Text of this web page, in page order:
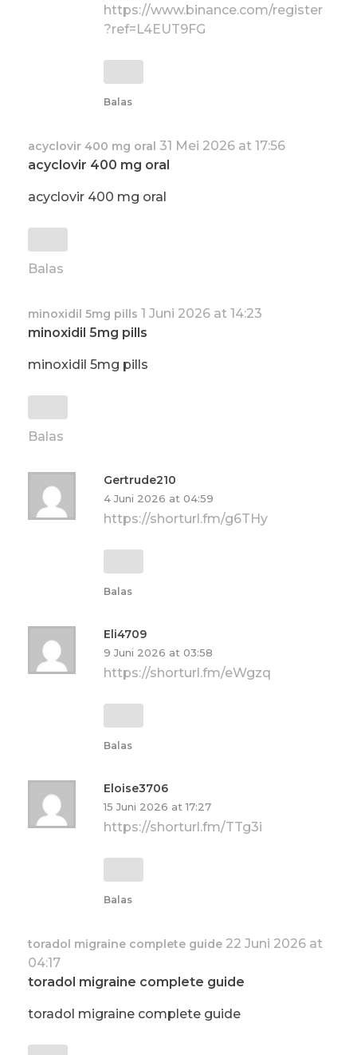
https://www.binance.com/register
?ref=L4EUT9FG
Balas
acyclovir 400 mg oral 31 Mei 2026 at 17:56
acyclovir 400 mg oral
acyclovir 400 mg oral
Balas
minoxidil 5mg pills 1 Juni 2026 at 14:23
minoxidil 5mg pills
minoxidil 5mg pills
Balas
Gertrude210
4 Juni 2026 at 04:59
https://shorturl.fm/g6THy
Balas
Eli4709
9 Juni 2026 at 03:58
https://shorturl.fm/eWgzq
Balas
Eloise3706
15 Juni 2026 at 17:27
https://shorturl.fm/TTg3i
Balas
toradol migraine complete guide 22 Juni 2026 at
04:17
toradol migraine complete guide
toradol migraine complete guide